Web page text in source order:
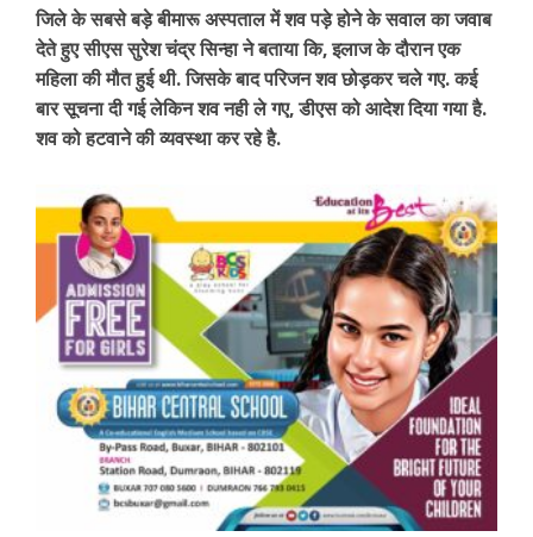
जिले के सबसे बड़े बीमारू अस्पताल में शव पड़े होने के सवाल का जवाब
देते हुए सीएस सुरेश चंद्र सिन्हा ने बताया कि, इलाज के दौरान एक
महिला की मौत हुई थी. जिसके बाद परिजन शव छोड़कर चले गए. कई
बार सूचना दी गई लेकिन शव नही ले गए, डीएस को आदेश दिया गया है.
शव को हटवाने की व्यवस्था कर रहे है.